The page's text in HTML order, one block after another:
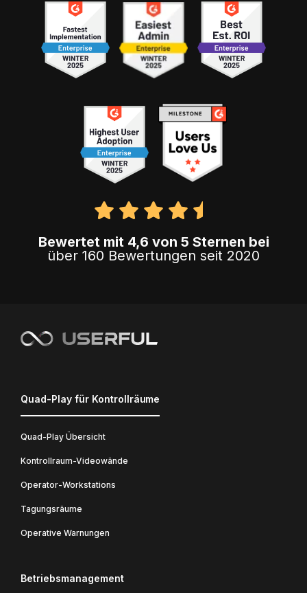
Bewertet mit 4,6 von 5 Sternen bei
über 160 Bewertungen seit 2020
Quad-Play für Kontrollräume
Quad-Play Übersicht
Kontrollraum-Videowände
Operator-Workstations
Tagungsräume
Operative Warnungen
Betriebsmanagement